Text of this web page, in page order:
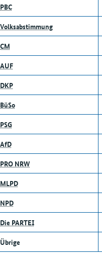
PBC
Volksabstimmung
CM
AUF
DKP
BüSo
PSG
AfD
PRO NRW
MLPD
NPD
Die PARTEI
Übrige